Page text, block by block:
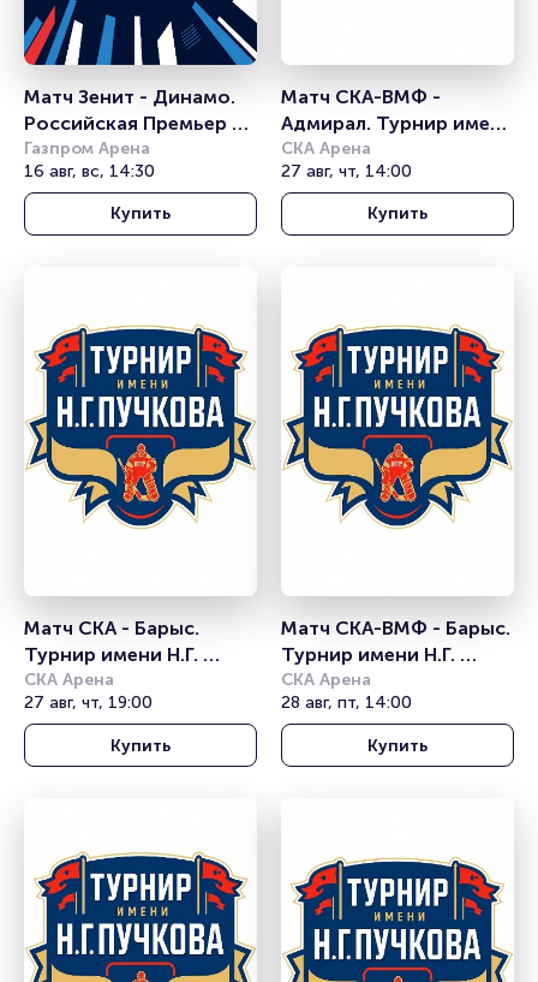
Матч Зенит - Динамо.
Российская Премьер
Лига
Газпром Арена
16 авг, вс, 14:30
Купить
Матч СКА-ВМФ -
Адмирал. Турнир имени
Н.Г. Пучкова
СКА Арена
27 авг, чт, 14:00
Купить
Матч СКА - Барыс.
Турнир имени Н.Г.
Пучкова
СКА Арена
27 авг, чт, 19:00
Купить
Матч СКА-ВМФ - Барыс.
Турнир имени Н.Г.
Пучкова
СКА Арена
28 авг, пт, 14:00
Купить